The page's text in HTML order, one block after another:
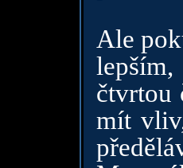
Ale
čtvrtou
mít